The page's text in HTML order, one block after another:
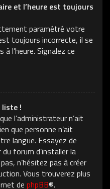
et l’heure est toujours
paramétré votre
toujours incorrecte, il se
l’heure. Signalez ce
liste !
l’administrateur n’ait
que personne n’ait
langue. Essayez de
forum d’installer la
n’hésitez pas à créer
Vous trouverez plus
de phpBB®.